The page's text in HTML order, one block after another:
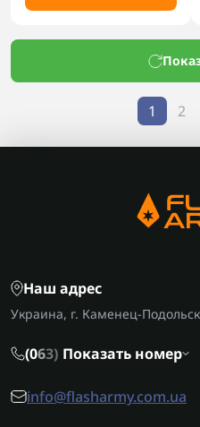
1 2
Наш адрес
Украина, г. Каменец-
(063) Показать номер
info@flasharmy.com.ua